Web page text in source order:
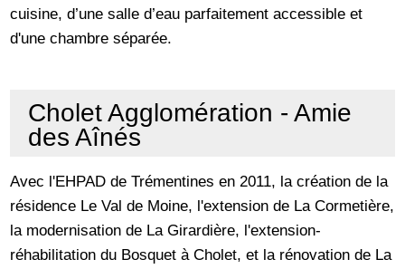
cuisine, d’une salle d’eau parfaitement accessible et
d'une chambre séparée.
Cholet Agglomération - Amie
des Aînés
Avec l'EHPAD de Trémentines en 2011, la création de la
résidence Le Val de Moine, l'extension de La Cormetière,
la modernisation de La Girardière, l'extension-
réhabilitation du Bosquet à Cholet, et la rénovation de La